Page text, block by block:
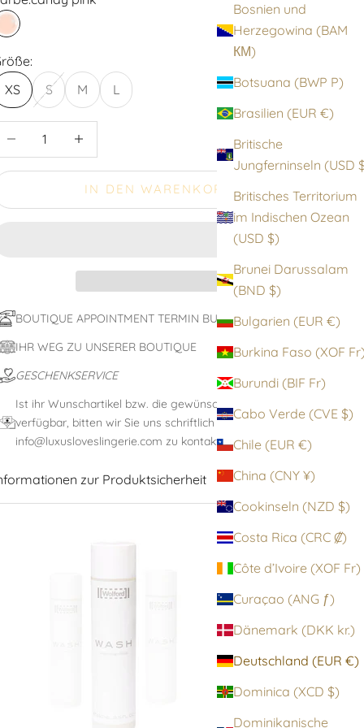
Bosnien und
Herzegowina (BAM
КМ)
Botsuana (BWP P)
Brasilien (EUR €)
Britische
Britisches Territorium
im Indischen Ozean
(USD $)
Brunei Darussalam
(BND $)
Bulgarien (EUR €)
Burkina Faso
Burundi (BIF Fr)
Cabo Verde (CVE $)
Chile (EUR €)
China (CNY ¥)
Cookinseln (NZD $)
Costa Rica (CRC ₡)
Côte d’Ivoire (XOF Fr)
Curaçao (ANG ƒ)
Dänemark (DKK kr.)
Deutschland (EUR €)
Dominica (XCD $)
Dominikanische
candy pink
XS
S M L
verringernAnzahl erhöhen
IN DEN WARENKORB
BOUTIQUE APPOINTMENT TERMIN BUCHEN
IHR WEG ZU UNSERER BOUTIQUE
GESCHENKSERVICE
Ist ihr Wunschartikel bzw. die gewünschte Größe nicht
verfügbar, bitten wir Sie uns schriftlich unter:
info@luxusloveslingerie.com zu kontaktieren
zur Produktsicherheit